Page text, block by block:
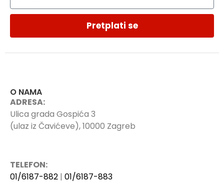
Pretplati se
O NAMA
ADRESA:
Ulica grada Gospića 3
(ulaz iz Čavićeve), 10000 Zagreb
TELEFON:
01/6187-882 | 01/6187-883